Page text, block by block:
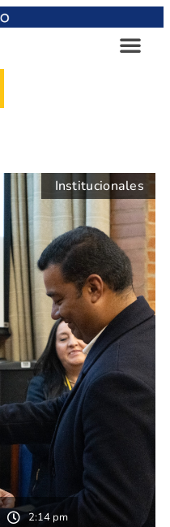
Institucionales
2:14 pm